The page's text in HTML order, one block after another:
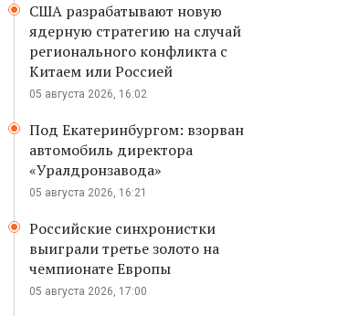
США разрабатывают новую
ядерную стратегию на случай
регионального конфликта с
Китаем или Россией
05 августа 2026, 16:02
Под Екатеринбургом: взорван
автомобиль директора
«Уралдронзавода»
05 августа 2026, 16:21
Российские синхронистки
выиграли третье золото на
чемпионате Европы
05 августа 2026, 17:00